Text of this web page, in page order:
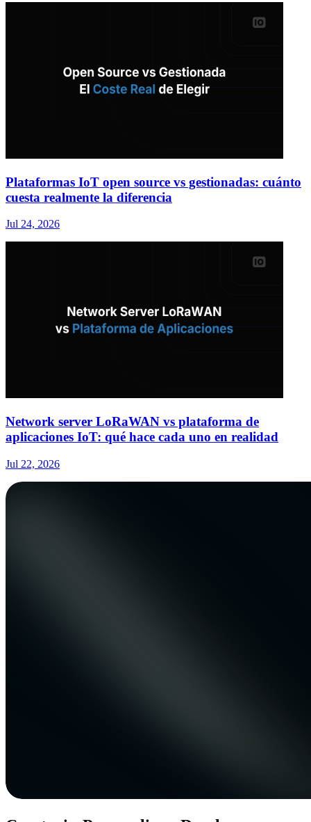
Plataformas IoT open source vs gestionadas: cuánto
cuesta realmente la diferencia
Jul 24, 2026
Network server LoRaWAN vs plataforma de
aplicaciones IoT: qué hace cada uno en realidad
Jul 22, 2026